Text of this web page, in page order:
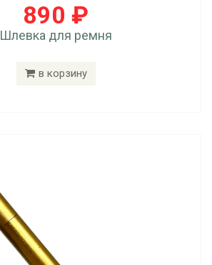
890 ₽
Шлевка для ремня
в корзину